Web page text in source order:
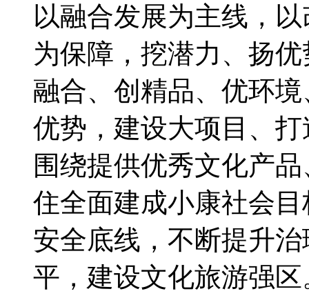
以融合发展为主线，
为保障，挖潜力、扬
融合、创精品、优环
优势，建设大项目、
围绕提供优秀文化产
住全面建成小康社会
安全底线，不断提升
平，建设文化旅游强